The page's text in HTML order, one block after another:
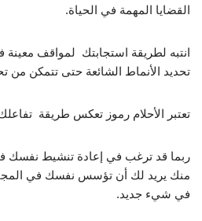
القضايا المهمة في الحياة.
انتبه لطريقة استجابتك لمواقف معينة
تحديد الأنماط الشائعة حتى تتمكن من
تعتبر الأحلام رموز تعكس طريقة
ربما قد ترغب في إعادة تنشيط نفسك
منك يريد لك أن تؤسس نفسك في
في شيء جديد.